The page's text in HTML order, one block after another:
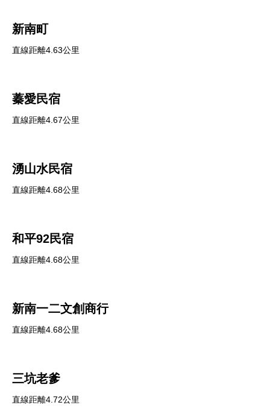
新南町
直線距離4.63公里
蓁愛民宿
直線距離4.67公里
湧山水民宿
直線距離4.68公里
和平92民宿
直線距離4.68公里
新南一二文創商行
直線距離4.68公里
三坑老爹
直線距離4.72公里